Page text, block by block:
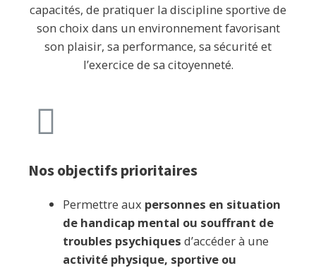
capacités, de pratiquer la discipline sportive de
son choix dans un environnement favorisant
son plaisir, sa performance, sa sécurité et
l’exercice de sa citoyenneté.
Nos objectifs prioritaires
Permettre aux personnes en situation
de handicap mental ou souffrant de
troubles psychiques d’accéder à une
activité physique, sportive ou